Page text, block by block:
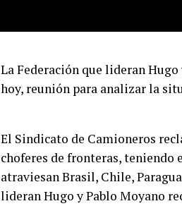
La Federación que lideran
hoy, reunión para analizar la
El Sindicato de Camioneros
choferes de fronteras,
atraviesan Brasil, Chile,
lideran Hugo y Pablo Moyano